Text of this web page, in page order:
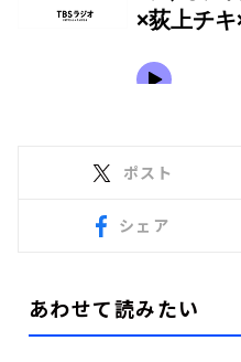
ポスト
シェア
あわせて読みたい